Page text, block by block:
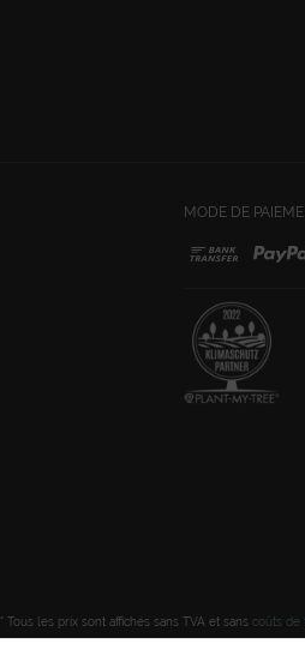
MODE DE
* Tous les prix sont affichés sans TVA et sans coûts de